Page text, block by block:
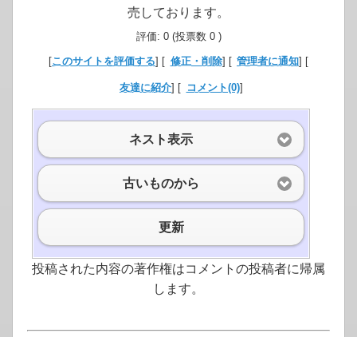
売しております。
評価: 0 (投票数 0 )
[このサイトを評価する] [ 修正・削除] [ 管理者に通知] [
友達に紹介] [ コメント(0)]
ネスト表示
古いものから
更新
投稿された内容の著作権はコメントの投稿者に帰属
します。